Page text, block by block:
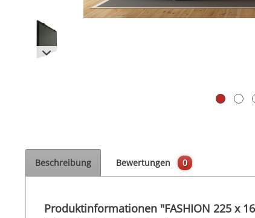
Beschreibung Bewertungen 0
Produktinformationen "FASHION 225 x